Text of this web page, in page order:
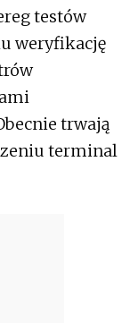
testów
weryfikację
trwają
terminal